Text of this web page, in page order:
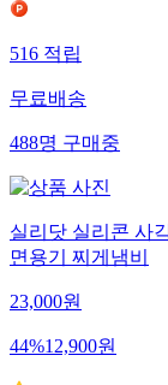
516적립
무료배송
488명구매중
실리닷 실리콘 사
면용기 찌게냄비
23,000원
44%12,900원